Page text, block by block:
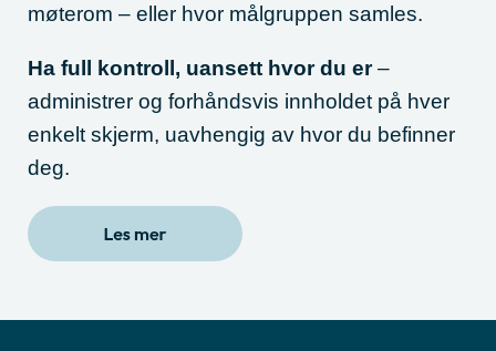
møterom – eller hvor målgruppen samles.
Ha full kontroll, uansett hvor du er–
administrer og forhåndsvis innholdet på hver
enkelt skjerm, uavhengig av hvor du befinner
deg.